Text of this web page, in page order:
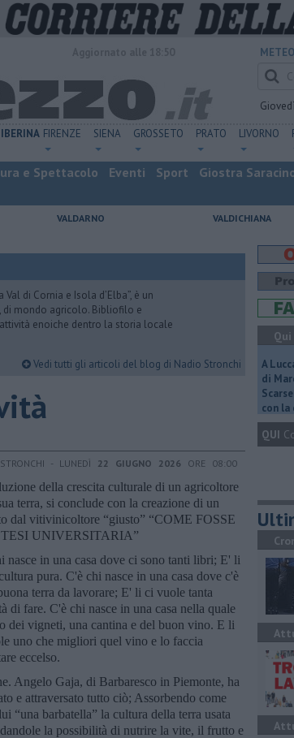
Giovedì
FIRENZE SIENA GROSSETO PRATO LIVORNO
e Spettacolo Eventi Sport Giostra
VALDARNO VALDICHIANA
di Cornia e Isola d’Elba”, è un
di mondo agricolo. Bibliofilo e
enoiche dentro la storia locale
Vedi tutti gli articoli del blog di Nadio Stronchi
- LUNEDÌ 22 GIUGNO 2026 ORE 08:00
della crescita culturale di un agricoltore
terra, si conclude con la creazione di un
dal vitivinicoltore “giusto” “COME FOSSE
UNIVERSITARIA”
nasce in una casa dove ci sono tanti libri; E' li
pura. C'è chi nasce in una casa dove c'è
terra da lavorare; E' li ci vuole tanta
di fare. C'è chi nasce in una casa nella quale
dei vigneti, una cantina e del buon vino. E li
uno che migliori quel vino e lo faccia
eccelso.
Angelo Gaja, di Barbaresco in Piemonte, ha
e attraversato tutto ciò; Assorbendo come
“una barbatella” la cultura della terra usata
la possibilità di nutrire la vite, il frutto e
A
di
con
QUI